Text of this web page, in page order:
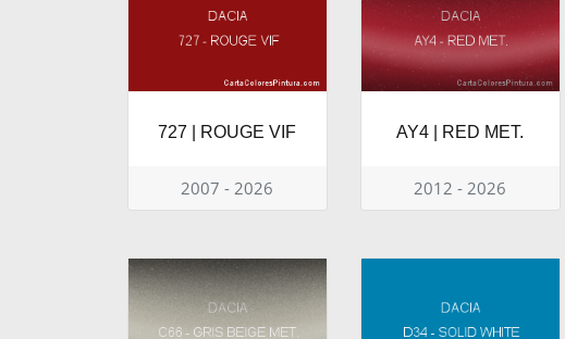
727 | ROUGE VIF
2007 - 2026
AY4 | RED MET.
2012 - 2026